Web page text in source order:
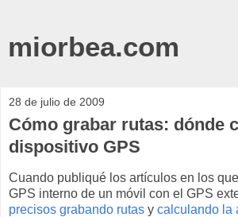
miorbea.com
28 de julio de 2009
Cómo grabar rutas: dónde
dispositivo GPS
Cuando publiqué los artículos en los
GPS interno de un móvil con el GPS
precisos grabando rutas y calculando la